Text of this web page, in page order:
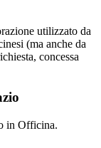
utilizzato da
(ma anche da
concessa
in Officina.